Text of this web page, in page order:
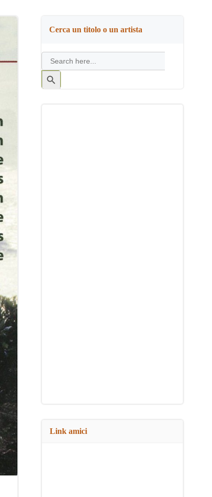
Cerca un titolo o un artista
Search
for:
Search
Button
Link amici